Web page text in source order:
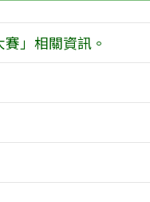
」相關資訊。